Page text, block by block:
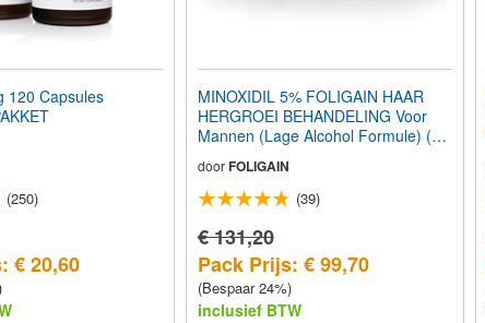
120 Capsules
(250)
€ 20,60
MINOXIDIL 5% FOLIGAIN HAAR
HERGROEI BEHANDELING Voor
Mannen (Lage Alcohol Formule) (24
doorFOLIGAIN
(39)
€ 131,20
Pack Prijs: € 99,70
(Bespaar 24%)
inclusief BTW